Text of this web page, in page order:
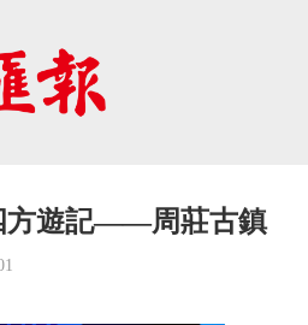
方遊記——周莊古鎮